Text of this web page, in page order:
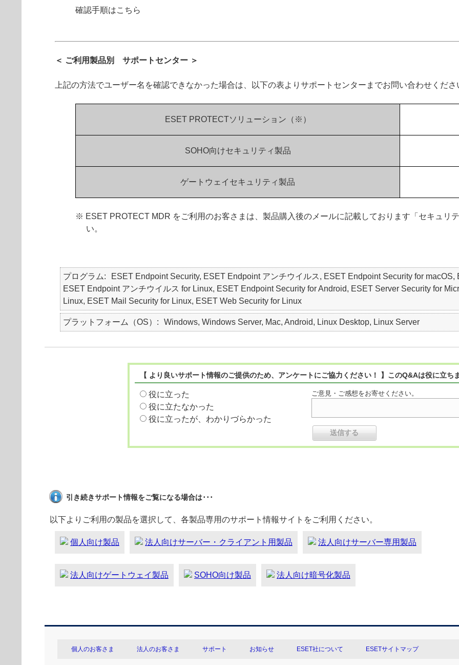
確認手順はこちら
＜ ご利用製品別 サポートセンター ＞
上記の方法でユーザー名を確認できなかった場合は、以下の表よりサポートセンターまでお問い合わせくださ
ESET PROTECTソリューション（※）
SOHO向けセキュリティ製品
ゲートウェイセキュリティ製品
※ ESET PROTECT MDR をご利用のお客さまは、製品購入後のメールに記載しております「セキュリ
い。
プログラム
ESET Endpoint Security, ESET Endpoint アンチウイルス, ESET Endpoint Security for
ESET Endpoint アンチウイルス for Linux, ESET Endpoint Security for Android, ESET Server Security for
Linux, ESET Mail Security for Linux, ESET Web Security for Linux
プラットフォーム（OS） Windows, Windows Server, Mac, Android, Linux Desktop, Linux Server
【 より良いサポート情報のご提供のため、アンケートにご協力ください！ 】このQ&Aは役に立ち
役に立った
役に立たなかった
役に立ったが、わかりづらかった
ご意見・ご感想をお寄せください。
引き続きサポート情報をご覧になる場合は･･･
以下よりご利用の製品を選択して、各製品専用のサポート情報サイトをご利用ください。
個人向け製品 法人向けサーバー・クライアント用製品 法人向けサーバー専用製品
法人向けゲートウェイ製品 SOHO向け製品 法人向け暗号化製品
個人のお客さま 法人のお客さま サポート お知らせ ESET社について ESETサイトマップ